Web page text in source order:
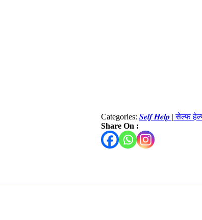
Categories: 𝑺𝒆𝒍𝒇 𝑯𝒆𝒍𝒑 | सेल्फ
Share On :